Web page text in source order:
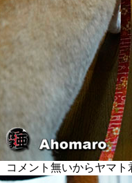
コメント無いからヤマト